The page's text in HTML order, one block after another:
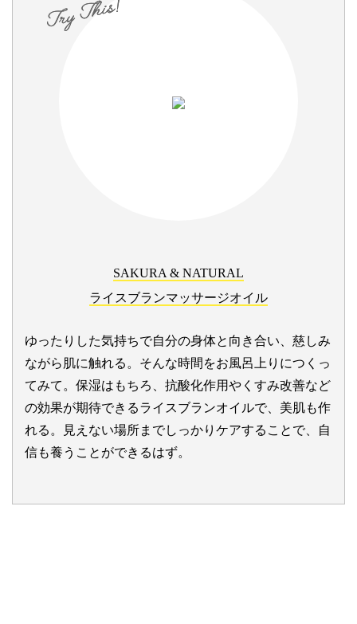
SAKURA & NATURAL
ライスブランマッサージオイル
ゆったりした気持ちで自分の身体と向き合い、慈しみ
ながら肌に触れる。そんな時間をお風呂上りにつくっ
てみて。保湿はもちろ、抗酸化作用やくすみ改善など
の効果が期待できるライスブランオイルで、美肌も作
れる。見えない場所までしっかりケアすることで、自
信も養うことができるはず。